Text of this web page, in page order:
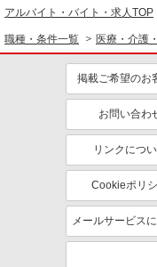
アルバイト・バイト・求人TOP
職種・条件一覧 医療・介護
掲載ご希望のお
お問い合わ
リンクにつ
Cookieポリ
メールサービス